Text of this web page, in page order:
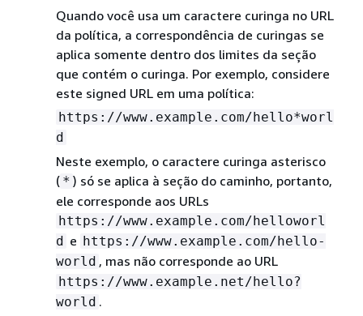
Quando você usa um caractere curinga no URL
da política, a correspondência de curingas se
aplica somente dentro dos limites da seção
que contém o curinga. Por exemplo, considere
este signed URL em uma política:
https://www.example.com/hello*worl
d
Neste exemplo, o caractere curinga asterisco
( * ) só se aplica à seção do caminho, portanto,
ele corresponde aos URLs
https://www.example.com/helloworl
d e https://www.example.com/hello-
world , mas não corresponde ao URL
https://www.example.net/hello?
world .